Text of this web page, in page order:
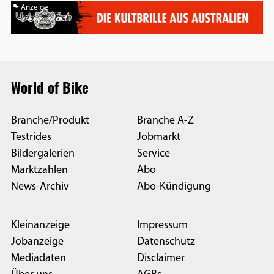
Anzeige
World of Bike
Branche/Produkt
Testrides
Bildergalerien
Marktzahlen
News-Archiv
Branche A-Z
Jobmarkt
Service
Abo
Abo-Kündigung
Kleinanzeige
Jobanzeige
Mediadaten
Impressum
Datenschutz
Disclaimer